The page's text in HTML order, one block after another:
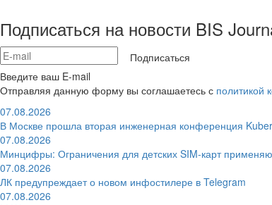
Подписаться на новости BIS
Подписаться
Введите ваш E-mail
Отправляя данную форму вы соглашаетесь с политикой
07.08.2026
В Москве прошла вторая инженерная конференция
07.08.2026
Минцифры: Ограничения для детских SIM-карт
07.08.2026
ЛК предупреждает о новом инфостилере в Telegram
07.08.2026